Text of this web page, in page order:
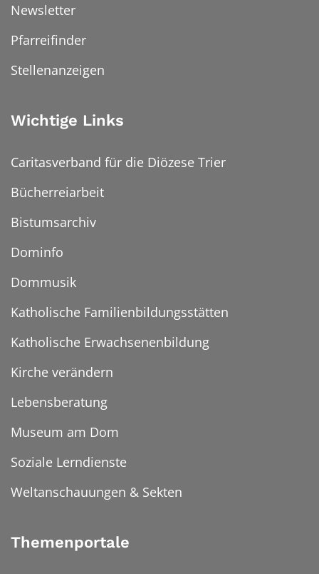
Newsletter
Pfarreifinder
Stellenanzeigen
Wichtige Links
Caritasverband für die Diözese Trier
Bücherreiarbeit
Bistumsarchiv
Dominfo
Dommusik
Katholische Familienbildungsstätten
Katholische Erwachsenenbildung
Kirche verändern
Lebensberatung
Museum am Dom
Soziale Lerndienste
Weltanschauungen & Sekten
Themenportale